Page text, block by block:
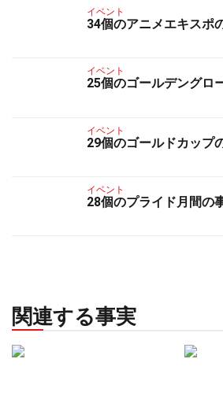
イベント
34個のアニメエキスポ
イベント
25個のゴールデングロ
イベント
29個のゴールドカップ
イベント
28個のプライド月間の
関連する事実